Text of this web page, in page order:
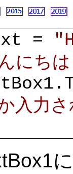
=
にち
入力